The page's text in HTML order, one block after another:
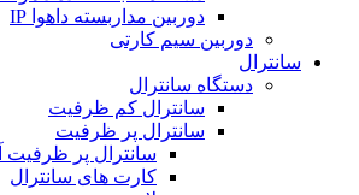
دوربین مداربسته داهوا IP
دوربین سیم کارتی
سانترال
دستگاه سانترال
سانترال کم ظرفیت
سانترال پر ظرفیت
سانترال پر ظرفیت
کارت های سانترال